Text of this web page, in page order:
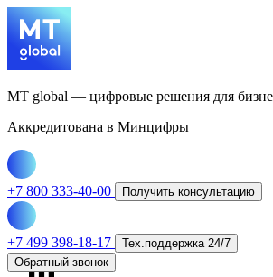
МТ global — цифровые решения для
Аккредитована в Минцифры
+7 800 333-40-00 Получить консультацию
+7 499 398-18-17
Тех.поддержка 24/7
Обратный звонок